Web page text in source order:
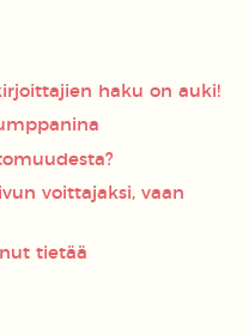
haku on auki!
voittajaksi, vaan
tietää